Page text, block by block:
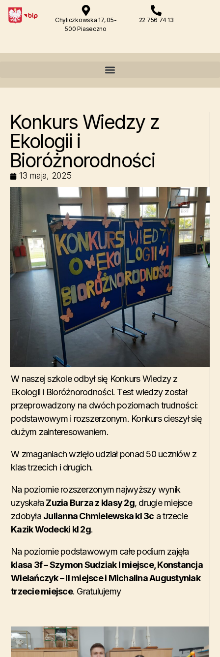
Chyliczkowska 17, 05-
500 Piaseczno
22 756 74 13
Konkurs Wiedzy z
Ekologii i
Bioróżnorodności
13 maja, 2025
W naszej szkole odbył się Konkurs Wiedzy z
Ekologii i Bioróżnorodności. Test wiedzy został
przeprowadzony na dwóch poziomach trudności:
podstawowym i rozszerzonym. Konkurs cieszył się
dużym zainteresowaniem.
W zmaganiach wzięło udział ponad 50 uczniów z
klas trzecich i drugich.
Na poziomie rozszerzonym najwyższy wynik
uzyskała Zuzia Burza z klasy 2g, drugie miejsce
zdobyła Julianna Chmielewska kl 3c a trzecie
Kazik Wodecki kl 2g.
Na poziomie podstawowym całe podium zajęła
klasa 3f – Szymon Sudziak I miejsce, Konstancja
Wielańczyk – II miejsce i Michalina Augustyniak
trzecie miejsce. Gratulujemy